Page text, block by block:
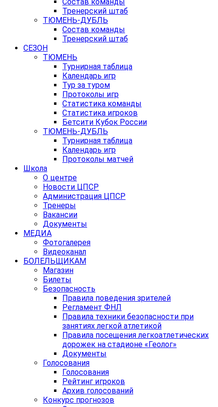
Тренерский штаб
ТЮМЕНЬ-ДУБЛЬ
Состав команды
Тренерский штаб
СЕЗОН
ТЮМЕНЬ
Турнирная таблица
Календарь игр
Тур за туром
Протоколы игр
Статистика команды
Статистика игроков
Бетсити Кубок России
ТЮМЕНЬ-ДУБЛЬ
Турнирная таблица
Календарь игр
Протоколы матчей
Школа
О центре
Новости ЦПСР
Администрация ЦПСР
Тренеры
Вакансии
Документы
МЕДИА
Фотогалерея
Видеоканал
БОЛЕЛЬЩИКАМ
Магазин
Билеты
Безопасность
Правила поведения зрителей
Регламент ФНЛ
Правила техники безопасности при
занятиях легкой атлетикой
Правила посещения легкоатлетических
дорожек на стадионе «Геолог»
Документы
Голосования
Голосования
Рейтинг игроков
Архив голосований
Конкурс прогнозов